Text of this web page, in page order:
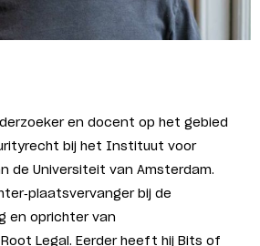
en docent op het gebied
bij het Instituut voor
de Universiteit van Amsterdam.
plaatsvervanger bij de
en oprichter van
Legal. Eerder heeft hij Bits of